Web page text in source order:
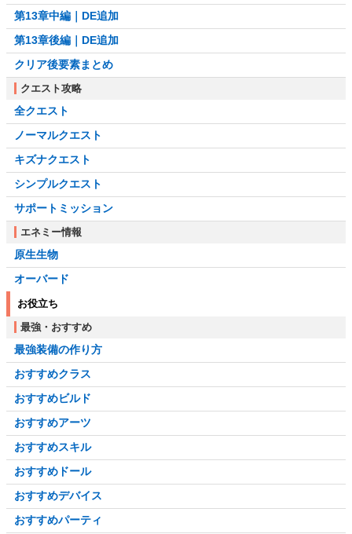
第13章中編｜DE追加
第13章後編｜DE追加
クリア後要素まとめ
クエスト攻略
全クエスト
ノーマルクエスト
キズナクエスト
シンプルクエスト
サポートミッション
エネミー情報
原生生物
オーバード
お役立ち
最強・おすすめ
最強装備の作り方
おすすめクラス
おすすめビルド
おすすめアーツ
おすすめスキル
おすすめドール
おすすめデバイス
おすすめパーティ